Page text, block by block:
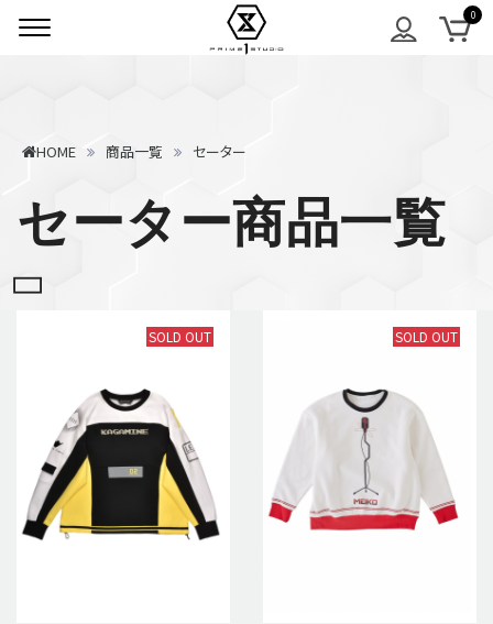
HOME 商品一覧 セーター
セーター商品一覧
SOLD OUT SOLD OUT